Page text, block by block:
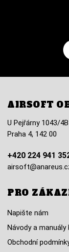
AIRSOFT
U Pejřárny 1043/4B
Praha 4, 142 00
+420 224 941
PRO
Napište nám
Návody a
Obchodní